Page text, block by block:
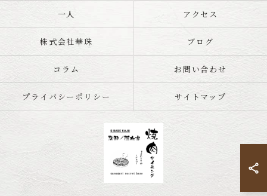
一人 アクセス
株式会社華珠 ブログ
コラム お問い合わせ
プライバシーポリシー サイトマップ